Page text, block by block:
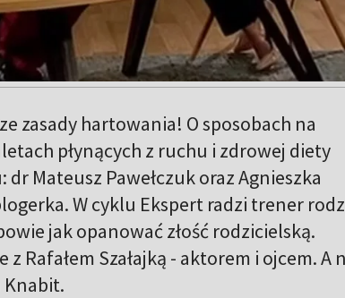
zasady hartowania! O sposobach na
płynących z ruchu i zdrowej diety
Mateusz Pawełczuk oraz Agnieszka
W cyklu Ekspert radzi trener
jak opanować złość rodzicielską.
Rafałem Szałajką - aktorem i ojcem. A
Knabit.